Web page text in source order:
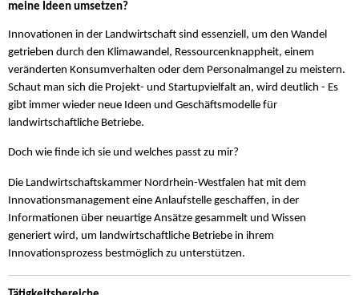
meine Ideen umsetzen?
Innovationen in der Landwirtschaft sind essenziell, um den Wandel
getrieben durch den Klimawandel, Ressourcenknappheit, einem
veränderten Konsumverhalten oder dem Personalmangel zu meistern.
Schaut man sich die Projekt- und Startupvielfalt an, wird deutlich - Es
gibt immer wieder neue Ideen und Geschäftsmodelle für
landwirtschaftliche Betriebe.
Doch wie finde ich sie und welches passt zu mir?
Die Landwirtschaftskammer Nordrhein-Westfalen hat mit dem
Innovationsmanagement eine Anlaufstelle geschaffen, in der
Informationen über neuartige Ansätze gesammelt und Wissen
generiert wird, um landwirtschaftliche Betriebe in ihrem
Innovationsprozess bestmöglich zu unterstützen.